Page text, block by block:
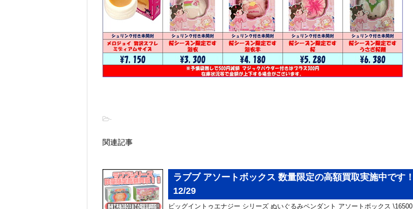
-
関連記事
ラブブ アソートボックス 数量限定の高額買取実施中です！
12/29
ビッグイントゥエナジー シリーズ ぬいぐるみペンダント アソートボックス \16500